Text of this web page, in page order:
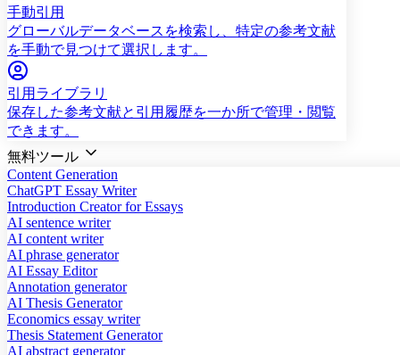
手動引用
グローバルデータベースを検索し、特定の参考文献
を手動で見つけて選択します。
引用ライブラリ
保存した参考文献と引用履歴を一か所で管理・閲覧
できます。
無料ツール
Content Generation
ChatGPT Essay Writer
Introduction Creator for Essays
AI sentence writer
AI content writer
AI phrase generator
AI Essay Editor
Annotation generator
AI Thesis Generator
Economics essay writer
Thesis Statement Generator
AI abstract generator